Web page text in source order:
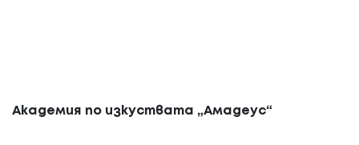
Академия по изкуствата „Амадеус“